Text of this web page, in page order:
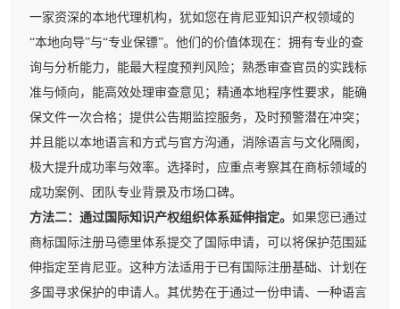
一家资深的本地代理机构，犹如您在肯尼亚知识产权领域的
“本地向导”与“专业保镖”。他们的价值体现在：拥有专业的查
询与分析能力，能最大程度预判风险；熟悉审查官员的实践标
准与倾向，能高效处理审查意见；精通本地程序性要求，能确
保文件一次合格；提供公告期监控服务，及时预警潜在冲突；
并且能以本地语言和方式与官方沟通，消除语言与文化隔阂，
极大提升成功率与效率。选择时，应重点考察其在商标领域的
成功案例、团队专业背景及市场口碑。
方法二：通过国际知识产权组织体系延伸指定。 如果您已通过
商标国际注册马德里体系提交了国际申请，可以将保护范围延
伸指定至肯尼亚。这种方法适用于已有国际注册基础、计划在
多国寻求保护的申请人。其优势在于通过一份申请、一种语言